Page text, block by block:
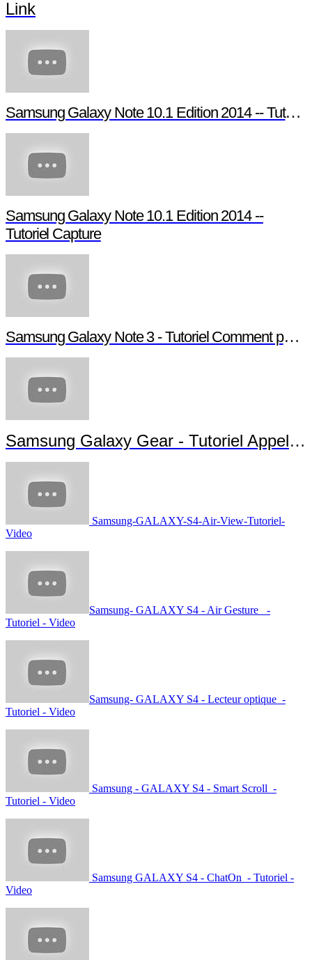
Link
Samsung Galaxy Note 10.1 Edition 2014 -- Tutoriel Pen Window
Samsung Galaxy Note 10.1 Edition 2014 --
Tutoriel Capture
Samsung Galaxy Note 3 - Tutoriel Comment paramétrer votre Note 3
Samsung Galaxy Gear - Tutoriel Appels et Messages
Samsung-GALAXY-S4-Air-View-Tutoriel-
Video
Samsung- GALAXY S4 - Air Gesture -
Tutoriel - Video
Samsung- GALAXY S4 - Lecteur optique -
Tutoriel - Video
Samsung - GALAXY S4 - Smart Scroll -
Tutoriel - Video
Samsung GALAXY S4 - ChatOn - Tutoriel -
Video